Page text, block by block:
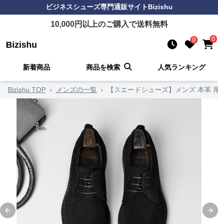
ビジネスシューズ専門通販サイトBizishu
10,000円以上のご購入で送料無料
Bizishu 0 0
新着商品 商品を検索 人気ランキング
Bizishu TOP › メンズの一覧 › 【スエードシューズ】メンズ 本革
Previous slide